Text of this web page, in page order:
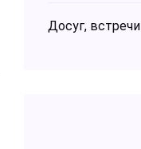
Досуг, встречи